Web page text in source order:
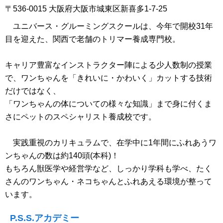
〒536-0015 大阪府大阪市城東区新喜多1-7-25
ユニバース・グルーミングスクールは、今年で開校31年
目を迎えた、関西で老舗のトリマー養成専門校。
キャリア豊富なインストラクター陣による少人数制の授業
で、ワンちゃんを「きれいに・かわいく」カットする技術
だけではなく、
「ワンちゃんの体についての様々な知識」まで身に付くま
さにペットのスペシャリスト養成校です。
実践重視のカリキュラムで、在学中に1年間にふれあうワ
ンちゃんの数は約140頭(本科)！
もちろん獣医学や経営学など、しっかり学科も学べ、たく
さんのワンちゃん・ネコちゃんとふれあえる環境が整って
います。
P.S.S.アカデミー